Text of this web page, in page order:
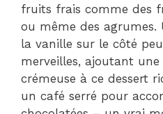
fruits frais comme des
ou même des agrumes.
la vanille sur le côté
merveilles, ajoutant
crémeuse à ce dessert
un café serré pour